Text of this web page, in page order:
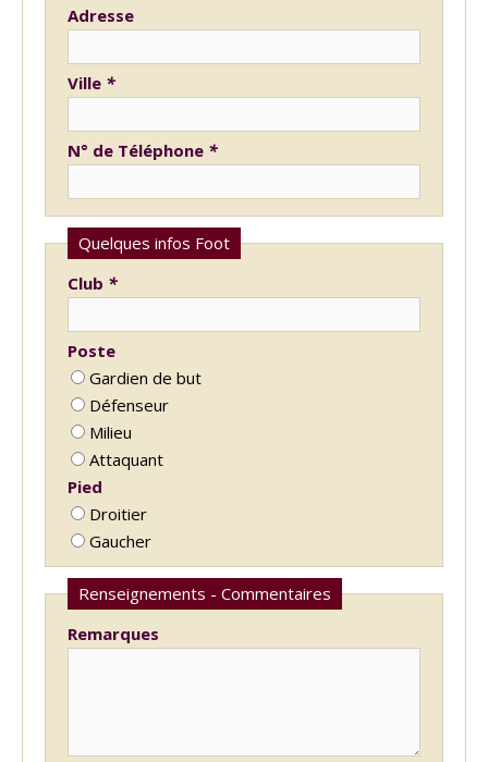
Adresse
Ville *
N° de Téléphone *
Quelques infos Foot
Club *
Poste
Gardien de but
Défenseur
Milieu
Attaquant
Pied
Droitier
Gaucher
Renseignements - Commentaires
Remarques